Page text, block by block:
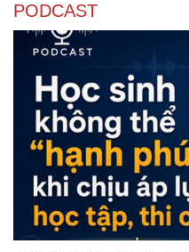
PODCAST